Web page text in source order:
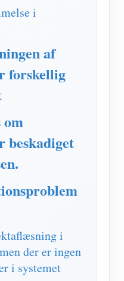
i
af
forskellig
beskadiget
i
der er ingen
i systemet